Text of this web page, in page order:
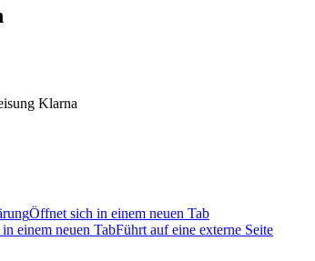
Öffnet sich in einem neuen Tab
einem neuen TabFührt auf eine externe Seite